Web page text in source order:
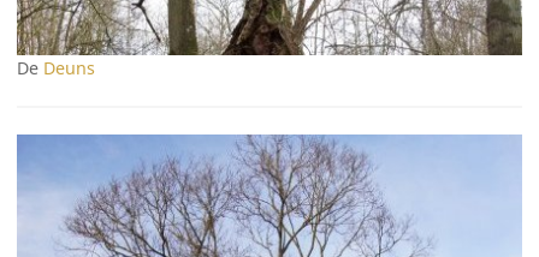
De Deuns